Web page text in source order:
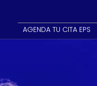
Main
AGENDA TU CITA EPS